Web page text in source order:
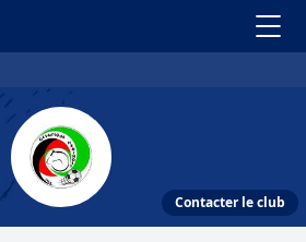
Contacter le club